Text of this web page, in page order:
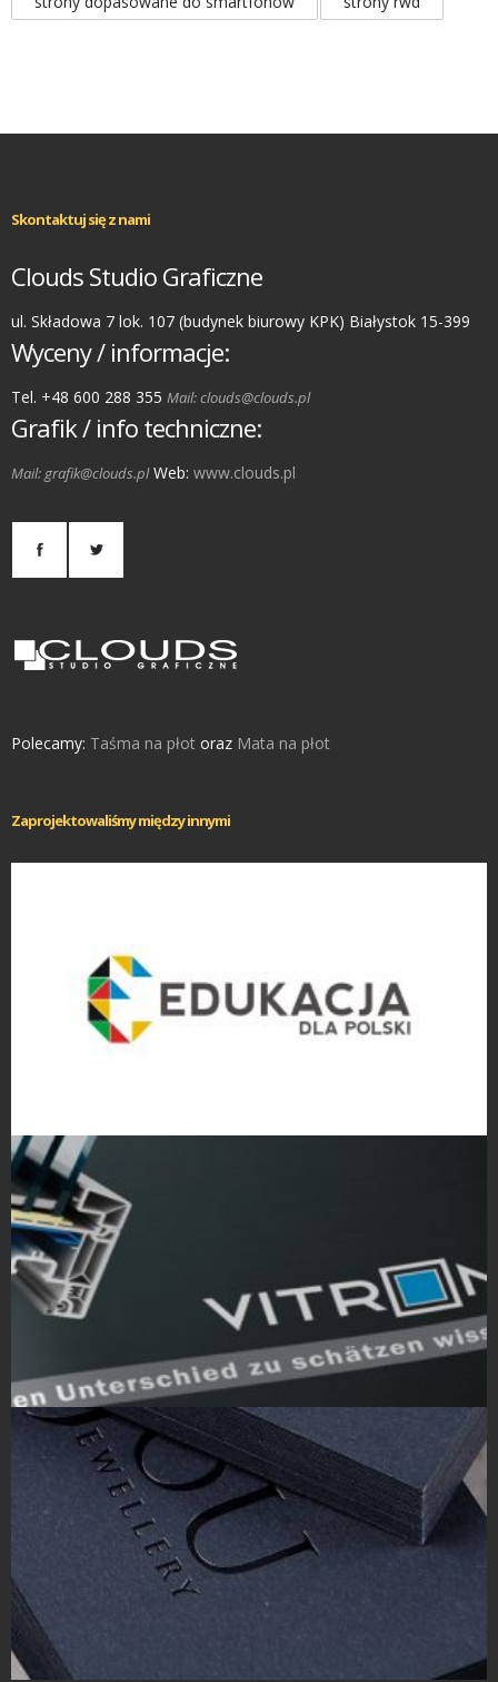
Skontaktuj się z nami
Clouds Studio Graficzne
ul. Składowa 7 lok. 107 (budynek biurowy KPK) Białystok 15-399
Wyceny / informacje:
Tel. +48 600 288 355 Mail: clouds@clouds.pl
Grafik / info techniczne:
Mail: grafik@clouds.plWeb: www.clouds.pl
Polecamy: Taśma na płot oraz Mata na płot
Zaprojektowaliśmy między innymi
Projekty Katalogów